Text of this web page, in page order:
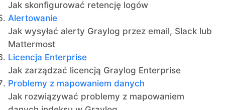
Jak skonfigurować retencję logów
Alertowanie
Jak wysyłać alerty Graylog przez email, Slack lub
Mattermost
Licencja Enterprise
Jak zarządzać licencją Graylog Enterprise
Problemy z mapowaniem danych
Jak rozwiązywać problemy z mapowaniem